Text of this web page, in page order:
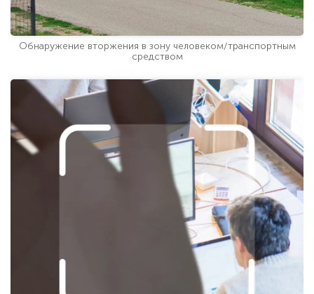
Обнаружение вторжения в зону человеком/транспортным
средством